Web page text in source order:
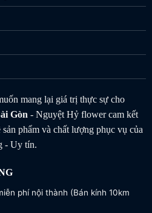
mang lại giá trị thực sự cho
Gòn - Nguyệt Hỷ flower cam kết
phẩm và chất lượng phục vụ của
- Uy tín.
phí nội thành (Bán kính 10km